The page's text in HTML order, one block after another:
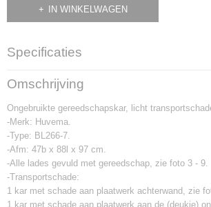
IN WINKELWAGEN
Specificaties
Productcode
2046
Omschrijving
Ongebruikte gereedschapskar, licht
-Merk: Huvema.
-Type: BL266-7.
-Afm: 47b x 88l x 97 cm.
-Alle lades gevuld met gereedschap, zie foto 3 - 9.
-Transportschade:
1 kar met schade aan plaatwerk achterwand, zie
1 kar met schade aan plaatwerk aan de (deukje)